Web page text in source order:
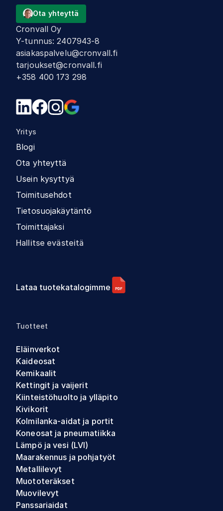
Ota yhteyttä
Cronvall Oy
Y-tunnus:2407943-8
asiakaspalvelu@cronvall.fi
tarjoukset@cronvall.fi
+358 400 173 298
Yritys
Blogi
Ota yhteyttä
Usein kysyttyä
Toimitusehdot
Tietosuojakäytäntö
Toimittajaksi
Hallitse evästeitä
Lataa tuotekatalogimme
Tuotteet
Eläinverkot
Kaideosat
Kemikaalit
Kettingit ja vaijerit
Kiinteistöhuolto ja ylläpito
Kivikorit
Kolmilanka-aidat ja portit
Koneosat ja pneumatiikka
Lämpö ja vesi (LVI)
Maarakennus ja pohjatyöt
Metallilevyt
Muototeräkset
Muovilevyt
Panssariaidat